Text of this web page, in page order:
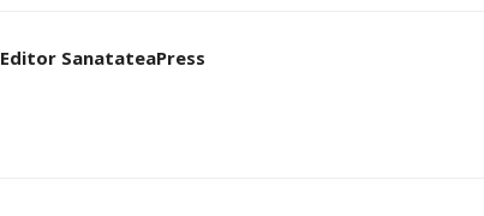
Editor SanatateaPress